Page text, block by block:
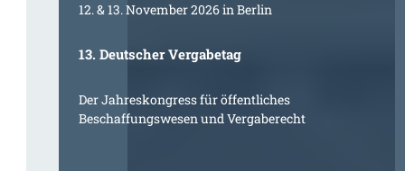
12. & 13. November 2026 in Berlin
13. Deutscher Vergabetag
Der Jahreskongress für öffentliches
Beschaffungswesen und Vergaberecht